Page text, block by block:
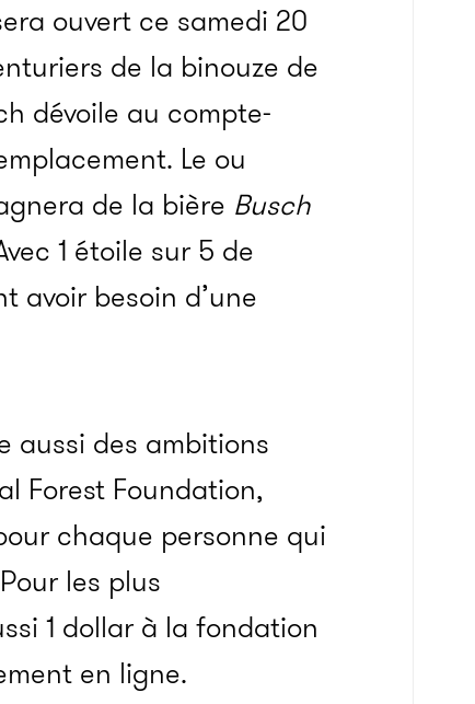
ouvert ce samedi 20
de la binouze de
dévoile au compte-
Le ou
de la bière Busch
1 étoile sur 5 de
avoir besoin d’une
aussi des ambitions
Forest Foundation,
chaque personne qui
les plus
1 dollar à la fondation
en ligne.